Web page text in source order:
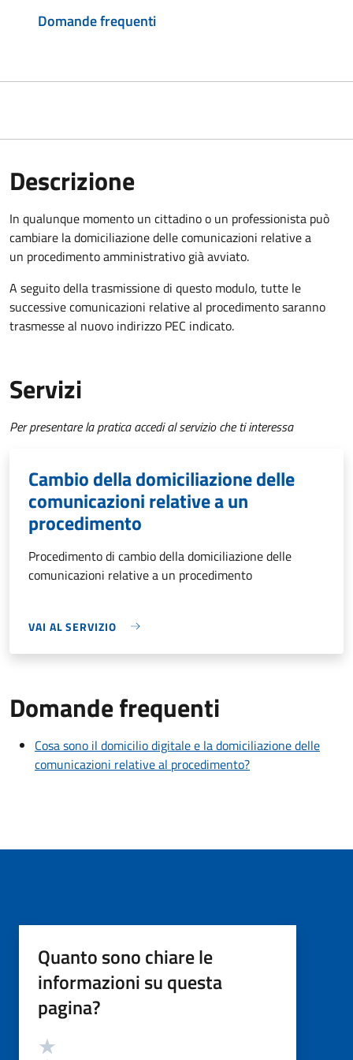
Domande frequenti
Descrizione
In qualunque momento un cittadino o un professionista può
cambiare la domiciliazione delle comunicazioni relative a
un procedimento amministrativo già avviato.
A seguito della trasmissione di questo modulo, tutte le
successive comunicazioni relative al procedimento saranno
trasmesse al nuovo indirizzo PEC indicato.
Servizi
Per presentare la pratica accedi al servizio che ti interessa
Cambio della domiciliazione delle
comunicazioni relative a un
procedimento
Procedimento di cambio della domiciliazione delle
comunicazioni relative a un procedimento
VAI AL SERVIZIO
Domande frequenti
Cosa sono il domicilio digitale e la domiciliazione delle
comunicazioni relative al procedimento?
Quanto sono chiare le
informazioni su questa
pagina?
Valutazione